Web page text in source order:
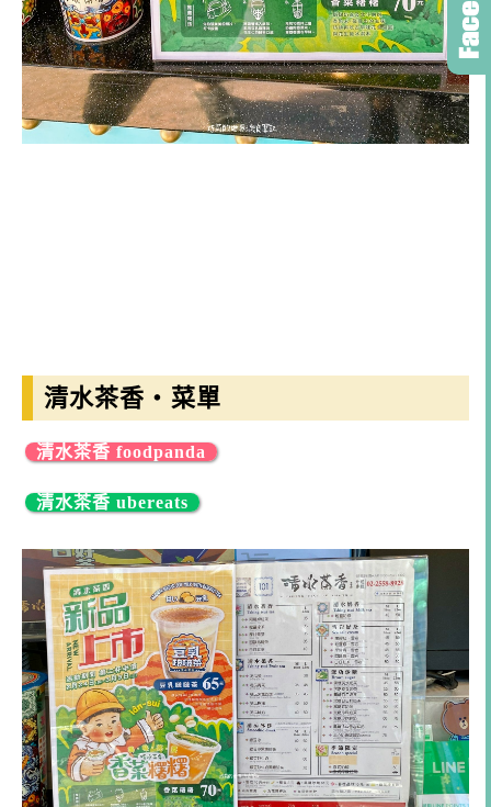
清水茶香・菜單
清水茶香 foodpanda
清水茶香 ubereats